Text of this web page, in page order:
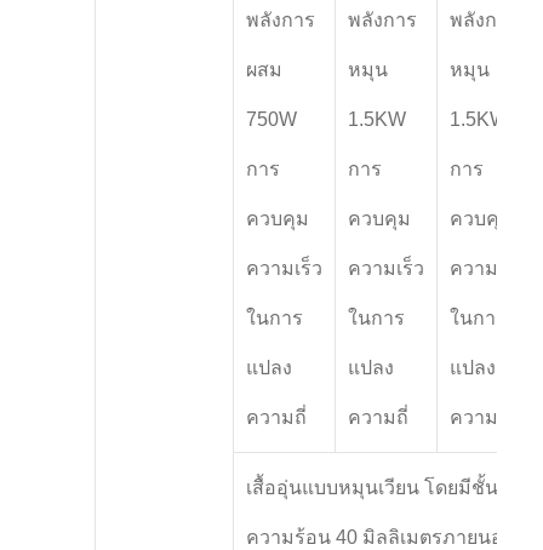
พลังการ
ผสม
750W
การ
ควบคุม
ความเร็ว
ในการ
แปลง
ความถี่
พลังการ
หมุน
1.5KW
การ
ควบคุม
ความเร็ว
ในการ
แปลง
ความถี่
พลังการ
หมุน
1.5KW
การ
ควบคุม
ความเร็ว
ในการ
แปลง
ความถี่
เสื้ออุ่นแบบหมุนเวียน โดยมีชั้นกัน
ความร้อน 40 มิลลิเมตรภายนอก